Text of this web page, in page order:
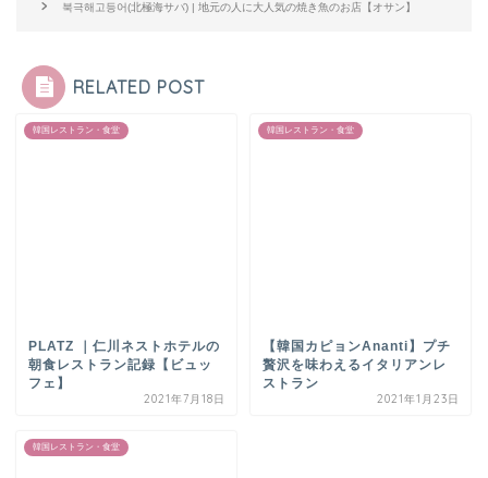
북극해고등어(北極海サバ) | 地元の人に大人気の焼き魚のお店【オサン】
RELATED POST
韓国レストラン・食堂
PLATZ ｜仁川ネストホテルの
朝食レストラン記録【ビュッ
フェ】
2021年7月18日
韓国レストラン・食堂
【韓国カピョンAnanti】プチ
贅沢を味わえるイタリアンレ
ストラン
2021年1月23日
韓国レストラン・食堂